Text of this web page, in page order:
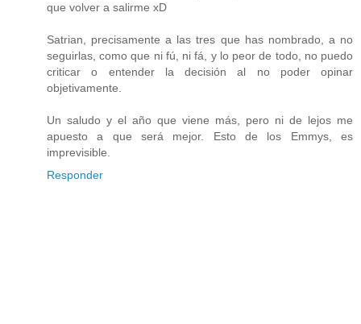
que volver a salirme xD
Satrian, precisamente a las tres que has nombrado, a no
seguirlas, como que ni fú, ni fá, y lo peor de todo, no puedo
criticar o entender la decisión al no poder opinar
objetivamente.
Un saludo y el año que viene más, pero ni de lejos me
apuesto a que será mejor. Esto de los Emmys, es
imprevisible.
Responder